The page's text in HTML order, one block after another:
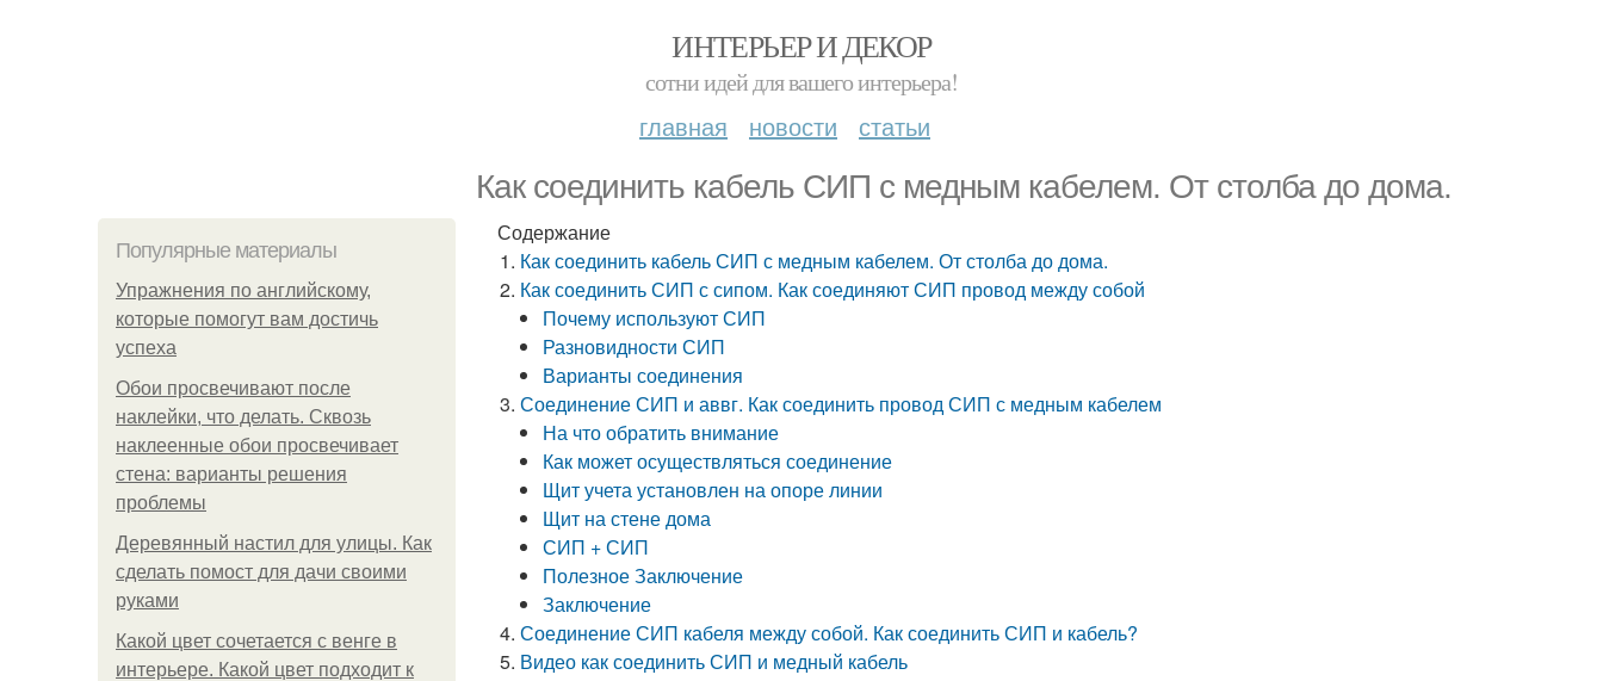
ИНТЕРЬЕР И ДЕКОР
сотни идей для вашего интерьера!
главная новости статьи
Как соединить кабель СИП с медным кабелем. От столба до дома.
Популярные материалы
Упражнения по английскому,
которые помогут вам достичь
успеха
Обои просвечивают после
наклейки, что делать. Сквозь
наклеенные обои просвечивает
стена: варианты решения
проблемы
Деревянный настил для улицы. Как
сделать помост для дачи своими
руками
Какой цвет сочетается с венге в
интерьере. Какой цвет подходит к
Содержание
Как соединить кабель СИП с медным кабелем. От столба до дома.
Как соединить СИП с сипом. Как соединяют СИП провод между собой
Почему используют СИП
Разновидности СИП
Варианты соединения
Соединение СИП и аввг. Как соединить провод СИП с медным кабелем
На что обратить внимание
Как может осуществляться соединение
Щит учета установлен на опоре линии
Щит на стене дома
СИП + СИП
Полезное Заключение
Заключение
Соединение СИП кабеля между собой. Как соединить СИП и кабель?
Видео как соединить СИП и медный кабель